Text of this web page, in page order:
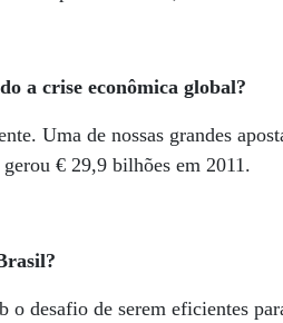
a crise econômica global?
Uma de nossas grandes
€ 29,9 bilhões em 2011.
o desafio de serem eficientes